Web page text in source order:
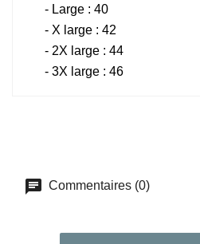
- Large : 40
- X large : 42
- 2X large : 44
- 3X large : 46
Commentaires (0)